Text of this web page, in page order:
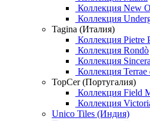
Коллекция New
Коллекция
Tagina (Италия)
Коллекция Pietre
Коллекция Rondò
Коллекция Sincera
Коллекция Terrae
TopCer (Португалия)
Коллекция Field
Коллекция
Unico Tiles (Индия)